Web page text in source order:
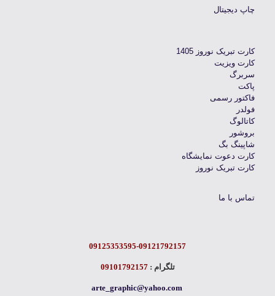
چاپ دیجیتال
کارت تبریک نوروز 1405
کارت ویزیت
سربرگ
پاکت
فاکتور رسمی
فولدر
کاتالوگ
بروشور
شاپینگ بگ
کارت دعوت نمایشگاه
کارت تبریک نوروز
تماس با ما
09125353595-09121792157
تلگرام :09101792157
arte_graphic@yahoo.com